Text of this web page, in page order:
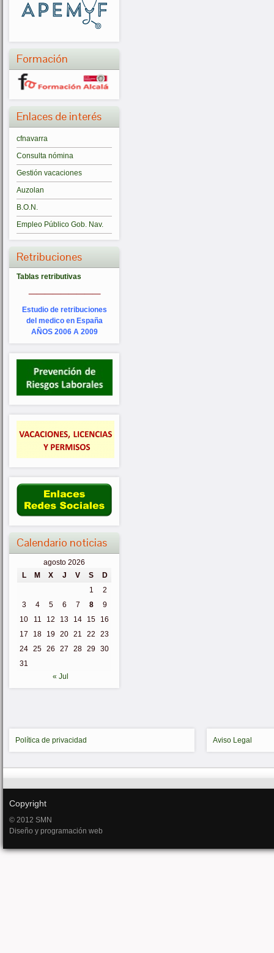
Formación
Enlaces de interés
cfnavarra
Consulta nómina
Gestión vacaciones
Auzolan
B.O.N.
Empleo Público Gob. Nav.
Retribuciones
Tablas retributivas
Estudio de retribuciones
del medico en España
AÑOS 2006 A 2009
Calendario noticias
agosto 2026
L
M X J V S
D
1
2
3
4 5 6 7 8
9
10
11 12 13 14 15
16
17
18 19 20 21 22
23
24 25 26 27 28 29 30
31
« Jul
Política de privacidad Aviso Legal
Copyright
© 2012 SMN
Diseño y programación web